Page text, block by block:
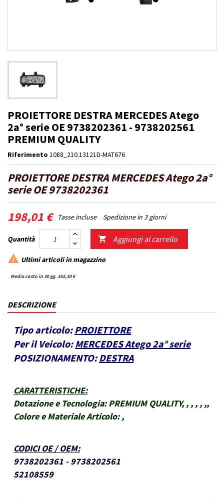
PROIETTORE DESTRA MERCEDES Atego
2a° serie OE 9738202361 - 9738202561
PREMIUM QUALITY
Riferimento 1088_210.13121D-MAT676
PROIETTORE DESTRA MERCEDES Atego 2a°
serie OE 9738202361
198,01 € Tasse incluse Spedizione in 3 giorni
Quantità  Aggiungi al carrello
 Ultimi articoli in magazzino
Media costo in 30 gg. 162,30 €
DESCRIZIONE
Tipo articolo: PROIETTORE
Per il Veicolo: MERCEDES Atego 2a° serie
POSIZIONAMENTO: DESTRA
CARATTERISTICHE:
Dotazione e Tecnologia: PREMIUM QUALITY, , , , , ,,
Colore e Materiale Articolo: ,
CODICI OE / OEM:
9738202361 - 9738202561
52108559